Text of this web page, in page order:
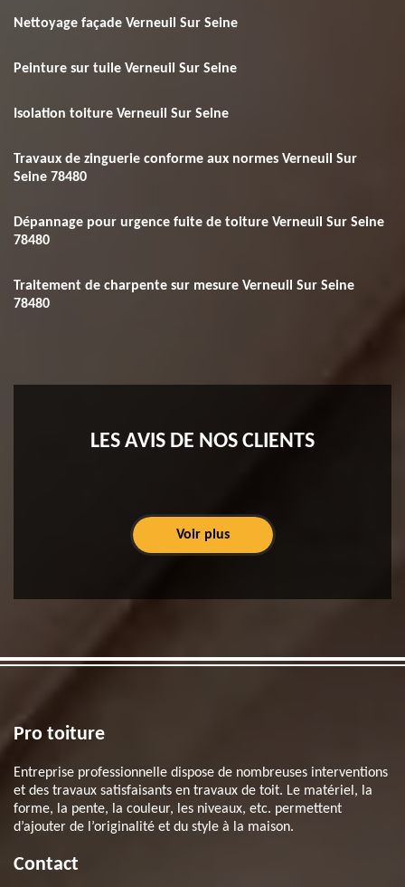
Nettoyage façade Verneuil Sur Seine
Peinture sur tuile Verneuil Sur Seine
Isolation toiture Verneuil Sur Seine
Travaux de zinguerie conforme aux normes Verneuil Sur
Seine 78480
Dépannage pour urgence fuite de toiture Verneuil Sur Seine
78480
Traitement de charpente sur mesure Verneuil Sur Seine
78480
LES AVIS DE NOS CLIENTS
Voir plus
Pro toiture
Entreprise professionnelle dispose de nombreuses interventions
et des travaux satisfaisants en travaux de toit. Le matériel, la
forme, la pente, la couleur, les niveaux, etc. permettent
d’ajouter de l’originalité et du style à la maison.
Contact